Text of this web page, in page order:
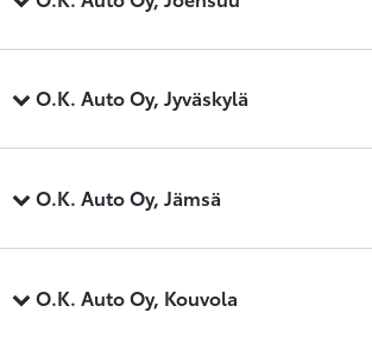
O.K. Auto Oy, Jyväskylä
O.K. Auto Oy, Jämsä
O.K. Auto Oy, Kouvola